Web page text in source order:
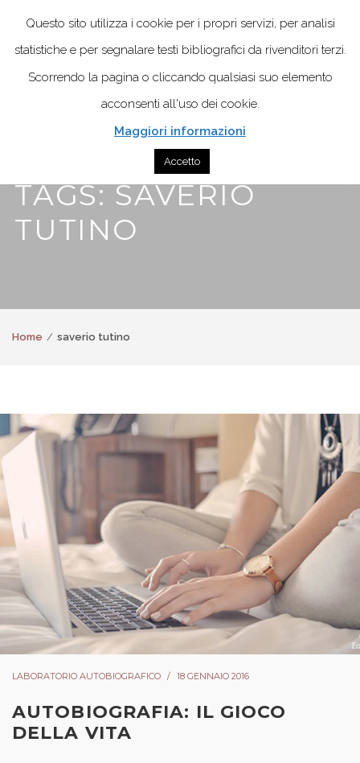
TAGS: SAVERIO
TUTINO
Home saverio tutino
LABORATORIO AUTOBIOGRAFICO 18 GENNAIO 2016
AUTOBIOGRAFIA: IL GIOCO
DELLA VITA
Questo sito utilizza i cookie per i propri servizi, per analisi
statistiche e per segnalare testi bibliografici da rivenditori terzi.
Scorrendo la pagina o cliccando qualsiasi suo elemento
acconsenti all'uso dei cookie.
Maggiori informazioni
Accetto